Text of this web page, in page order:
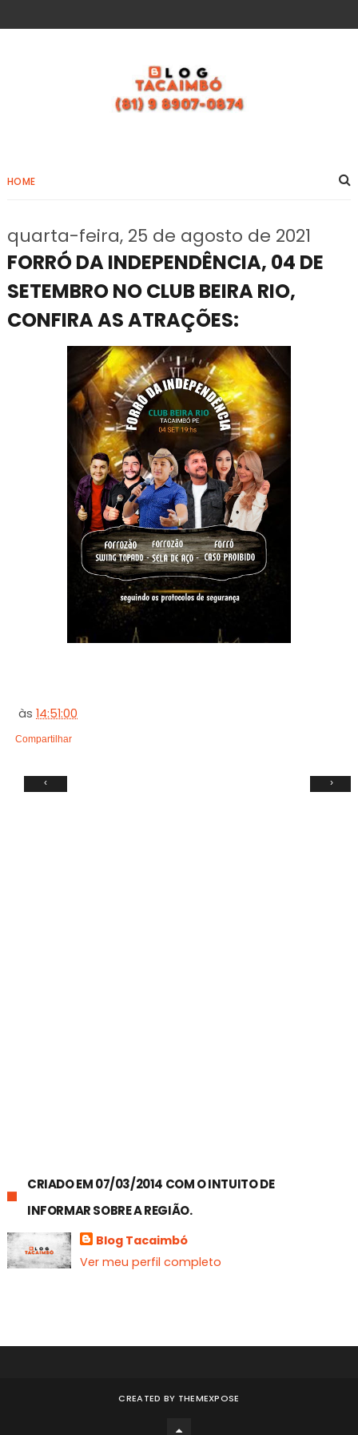
HOME
quarta-feira, 25 de agosto de 2021
FORRÓ DA INDEPENDÊNCIA, 04 DE
SETEMBRO NO CLUB BEIRA RIO,
CONFIRA AS ATRAÇÕES:
às14:51:00
Compartilhar
‹ ›
CRIADO EM 07/03/2014 COM O INTUITO DE
INFORMAR SOBRE A REGIÃO.
Blog Tacaimbó
Ver meu perfil completo
CREATED BY THEMEXPOSE